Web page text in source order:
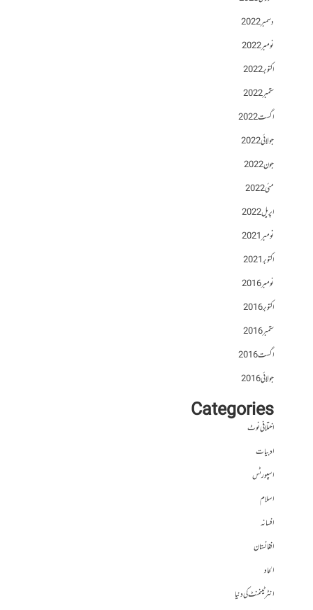
دسمبر 2022
نومبر 2022
اکتوبر 2022
ستمبر 2022
اگست 2022
جولائی 2022
جون 2022
مئی 2022
اپریل 2022
نومبر 2021
اکتوبر 2021
نومبر 2016
اکتوبر 2016
ستمبر 2016
اگست 2016
جولائی 2016
Categories
اختلافی نوٹ
ادبیات
اسپورٹس
اسلام
افسانہ
افغانستان
الحاد
انٹرٹینمنٹ کی دنیا